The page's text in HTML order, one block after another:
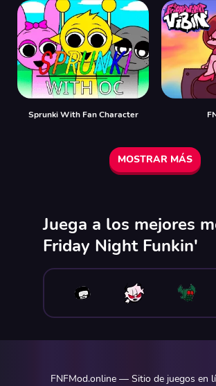
Sprunki With Fan Character
MOSTRAR MÁS
Juega a los mejores
Friday Night Funkin'
FNFMod.online — Sitio de juegos en